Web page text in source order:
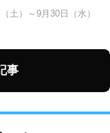
土）～9月30日（水）
事